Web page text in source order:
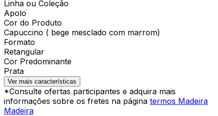
Linha ou Coleção
Apolo
Cor do Produto
Capuccino ( bege mesclado com marrom)
Formato
Retangular
Cor Predominante
Prata
Ver mais características
*Consulte ofertas participantes e adquira mais
informações sobre os fretes na página termos Madeira
Madeira